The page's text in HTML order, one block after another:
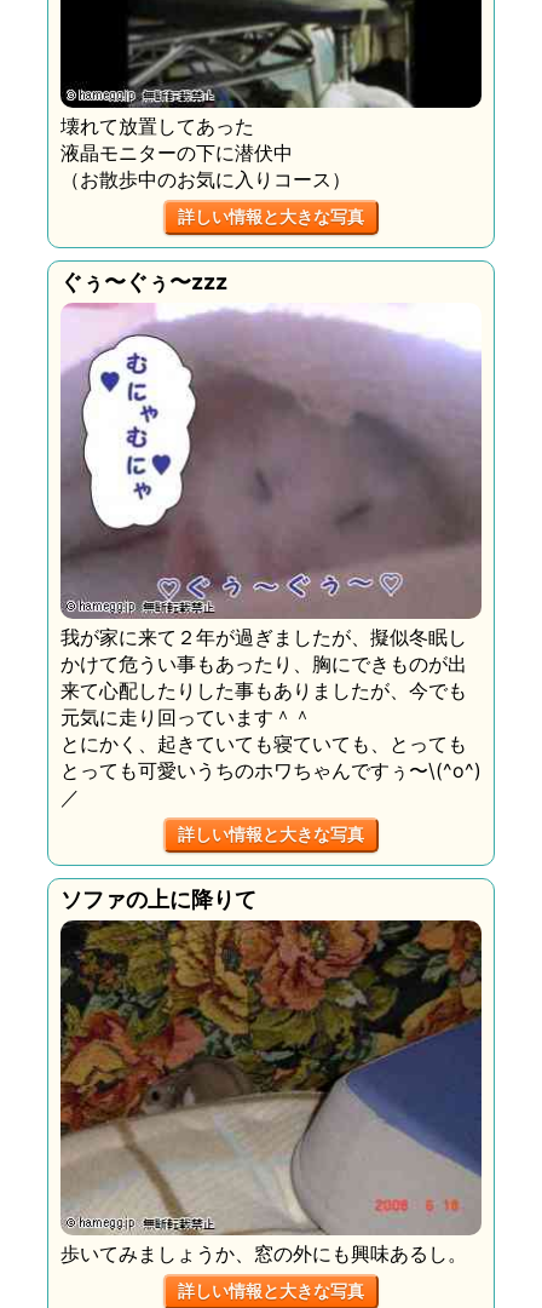
壊れて放置してあった
液晶モニターの下に潜伏中
（お散歩中のお気に入りコース）
詳しい情報と大きな写真
ぐぅ〜ぐぅ〜zzz
我が家に来て２年が過ぎましたが、擬似冬眠し
かけて危うい事もあったり、胸にできものが出
来て心配したりした事もありましたが、今でも
元気に走り回っています＾＾
とにかく、起きていても寝ていても、とっても
とっても可愛いうちのホワちゃんですぅ〜\(^o^)
／
詳しい情報と大きな写真
ソファの上に降りて
歩いてみましょうか、窓の外にも興味あるし。
詳しい情報と大きな写真